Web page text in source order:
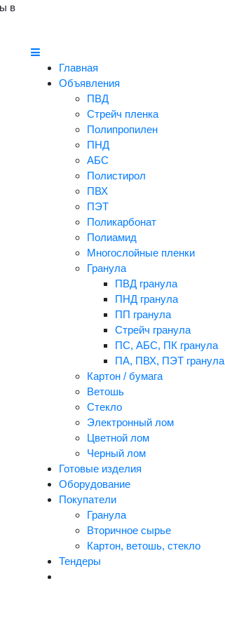
в
Главная
Объявления
ПВД
Стрейч пленка
Полипропилен
ПНД
АБС
Полистирол
ПВХ
ПЭТ
Поликарбонат
Полиамид
Многослойные пленки
Гранула
ПВД гранула
ПНД гранула
ПП гранула
Стрейч гранула
ПС, АБС, ПК гранула
ПА, ПВХ, ПЭТ гранула
Картон / бумага
Ветошь
Стекло
Электронный лом
Цветной лом
Черный лом
Готовые изделия
Оборудование
Покупатели
Гранула
Вторичное сырье
Картон, ветошь, стекло
Тендеры